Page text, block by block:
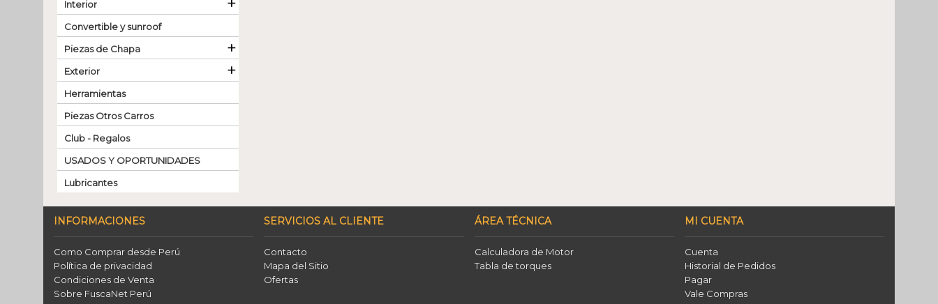
Interior
Convertible y sunroof
Piezas de Chapa
+
Exterior +
Herramientas
Piezas Otros Carros
Club - Regalos
USADOS Y OPORTUNIDADES
Lubricantes
INFORMACIONES
Como Comprar desde Perú
Política de privacidad
Condiciones de Venta
Sobre FuscaNet Perú
SERVICIOS AL CLIENTE
Contacto
Mapa del Sitio
Ofertas
ÁREA TÉCNICA
Calculadora de Motor
Tabla de torques
MI CUENTA
Cuenta
Historial de Pedidos
Pagar
Vale Compras